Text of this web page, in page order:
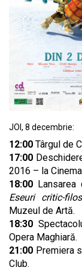
JOI, 8 decembrie:
12:00 Târgul de
17:00
2016 – la
18:00 Lansarea
Eseuri critic-
Muzeul de Artă.
18:30
Opera Maghiară.
21:00 Premiera
Club.